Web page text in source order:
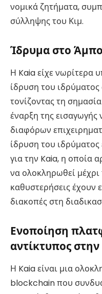
νομικά ζητήματα,
σύλληψης του Κιμ.
Ίδρυμα στο
Η Kaia είχε νωρίτερα
ίδρυση του
τονίζοντας τη
έναρξη της εισαγωγής
διαφόρων
ίδρυση του ιδρύματος
για την Kaia, η οποία
να ολοκληρωθεί μέχρι
καθυστερήσεις έχουν
διακοπές στη
Ενοποίηση
αντίκτυπος
Η Kaia είναι μια
blockchain που